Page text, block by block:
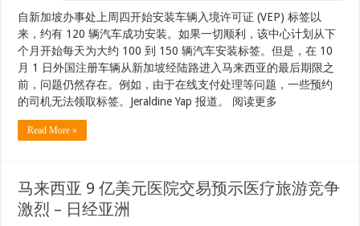
自新加坡办事处上周四开始安装车辆入境许可证 (VEP) 标签以
来，约有 120 辆汽车成功安装。如果一切顺利，该中心计划从下
个月开始每天为大约 100 到 150 辆汽车安装标签。但是，在 10
月 1 日外国注册车辆从新加坡经陆路进入马来西亚的最后期限之
前，问题仍然存在。例如，由于在线支付处理等问题，一些预约
的司机无法领取标签。Jeraldine Yap 报道。 阅读更多
Read More »
马来西亚 9 亿美元医院交易预示医疗旅游竞争
激烈 – 日经亚洲